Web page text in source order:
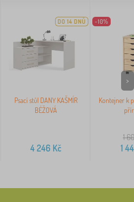
DO 14 DNŮ
Psací stůl DANY KAŠMÍR
BÉŽOVÁ
4 246 Kč
-10%
Kontejner k
1
1
>